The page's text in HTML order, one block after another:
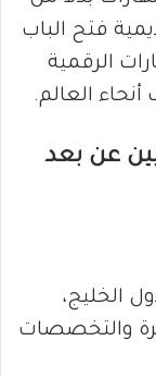
فتح الباب
الرقمية
العالم.
عن بعد
الخليج،
والتخصصات